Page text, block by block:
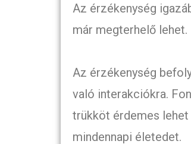
Az érzékenység
már megterhelő lehet.
Az érzékenység
való interakciókra.
trükköt érdemes lehet
mindennapi életedet.